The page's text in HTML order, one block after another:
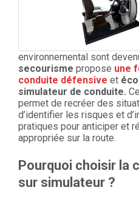
environnemental sont
secourisme propose une
conduite défensive et
simulateur de conduite.
permet de recréer des
d’identifier les risques et
pratiques pour anticiper et
appropriée sur la route.
Pourquoi choisir la
sur simulateur ?